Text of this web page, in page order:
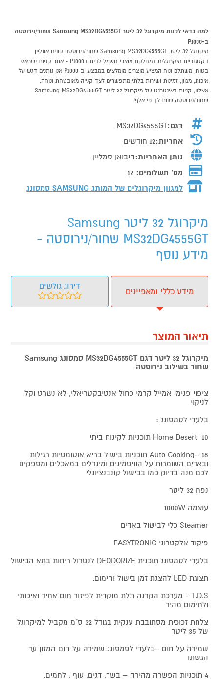
למה כדאי לקנות מיקרוגל 32 ליטר Samsung MS32DG4555GT שחור/נירוסטה
ב-P1000
מיקרוגל 32 ליטר Samsung MS32DG4555GT שחור/נירוסטה קונים אונליין
בקטגוריית מיקרוגלים במחלקת מוצרי חשמל לבית בP1000 - אתר קניות ישראלי
בטוח, משתלם ונוח המציע מוצרים מומלצים במבצע. ב-P1000 אנו נותנים דגש על
איכות, מגוון, זמינות ושירות בלתי מתפשרים לצד קנייה מאובטחת ונוחה.
אצלנו, קניות באינטרנט של מיקרוגל 32 ליטר Samsung MS32DG4555GT
שחור/נירוסטה שוות לך פי אלף!
דגם:MS32DG4555GT
אחריות:12 חודשים
נותן האחריות:היבואן סמליין
מס' תשלומים: 12
למגוון מיקרוגלים של המותג SAMSUNG סמסונג
מיקרוגל 32 ליטר Samsung
MS32DG4555GT שחור/נירוסטה -
מידע נוסף
מידע כללי ומאפיינים
דירוג גולשים
תיאור המוצר
מיקרוגל 32 ליטר דגם MS32DG4555GT סמסונג Samsung
שחור בשילוב נירוסטה
ציפוי פנימי אמייל קרמי כחול אנטיבקטריאלי, לא נשרט וקל
לניקוי
בלעדי לסמסונג :
Home Desert 10 תוכניות לקינוח ביתי
Auto Cooking– 18 תוכניות בישול בריא אוטומטיות רגילות
ובאדים השומרות על הוויטמינים ומינרלים במאכלים ומספקים
לכם מנה בדיוק כמו בבישול קונבנציונלי
נפח 32 ליטר
עוצמה 1000W
Steamer כלי לבישול באדים
פיקוד אלקטרוני EASYTRONIC
בלעדי לסמסונג תוכנית DEODORIZE לנטרול ריחות בתא הבישול
תצוגת LED להצגת זמן בישול וחימום.
T.D.S - מערכת הקרנה תלת מוקדית לפיזור חום אחיד ואיכותי
ולחימום מהיר
צלחת זכוכית מסתובבת ענקית בגודל 32 ס"מ מקביל למיקרוגל
של 35 ליטר
שמירה על חום –בלעדי לסמסונג שמירה על חום המזון עד
הגשתו
4 תוכניות הפשרה מהירה – בשר, דגים, עוף , לחמים.